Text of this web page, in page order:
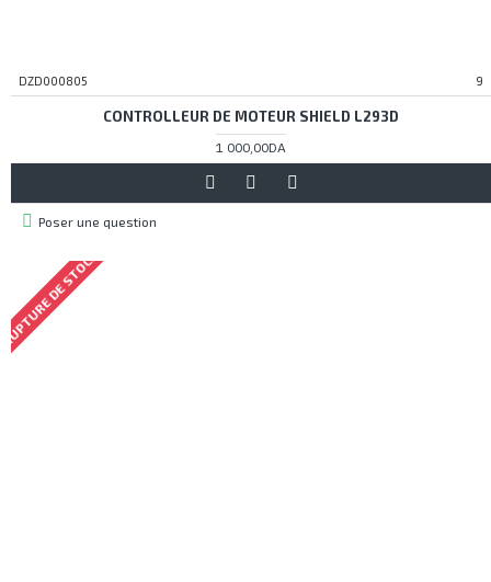
DZD000805 9
CONTROLLEUR DE MOTEUR SHIELD L293D
1 000,00DA
Poser une question
DE STOCK